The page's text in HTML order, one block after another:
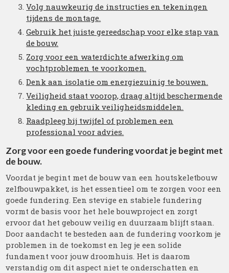
Volg nauwkeurig de instructies en tekeningen
tijdens de montage.
Gebruik het juiste gereedschap voor elke stap van
de bouw.
Zorg voor een waterdichte afwerking om
vochtproblemen te voorkomen.
Denk aan isolatie om energiezuinig te bouwen.
Veiligheid staat voorop, draag altijd beschermende
kleding en gebruik veiligheidsmiddelen.
Raadpleeg bij twijfel of problemen een
professional voor advies.
Zorg voor een goede fundering voordat je begint met
de bouw.
Voordat je begint met de bouw van een houtskeletbouw
zelfbouwpakket, is het essentieel om te zorgen voor een
goede fundering. Een stevige en stabiele fundering
vormt de basis voor het hele bouwproject en zorgt
ervoor dat het gebouw veilig en duurzaam blijft staan.
Door aandacht te besteden aan de fundering voorkom je
problemen in de toekomst en leg je een solide
fundament voor jouw droomhuis. Het is daarom
verstandig om dit aspect niet te onderschatten en